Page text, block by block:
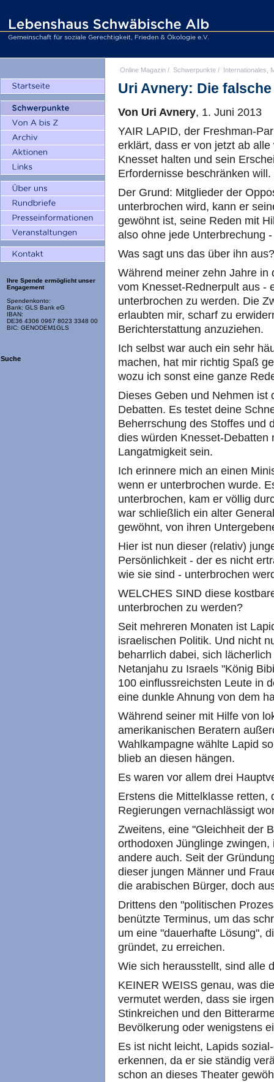
Ihre Spende ermöglicht unser
Engagement
Spendenkonto:
Bank: GLS Bank eG
IBAN:
DE36 4306 0967 8023 3348 00
BIC: GENODEM1GLS
Suche
Online Magazin / Schwerpunkte / Internationales,
Uri Avnery: Die
Von Uri Avnery, 1. Juni 2013
YAIR LAPID, der Freshman-
erklärt, dass er von jetzt ab
Knesset halten und sein
Erfordernisse beschränken will.
Der Grund: Mitglieder der
unterbrochen wird, kann er
gewöhnt ist, seine Reden mit
also ohne jede Unterbrechung
Was sagt uns das über ihn aus?
Während meiner zehn Jahre
vom Knesset-Rednerpult aus -
unterbrochen zu werden. Die
erlaubten mir, scharf zu
Berichterstattung anzuziehen.
Ich selbst war auch ein sehr
machen, hat mir richtig Spaß
wozu ich sonst eine ganze
Dieses Geben und Nehmen ist
Debatten. Es testet deine
Beherrschung des Stoffes und
dies würden Knesset-
Langatmigkeit sein.
Ich erinnere mich an einen
wenn er unterbrochen wurde.
unterbrochen, kam er völlig
war schließlich ein alter
gewöhnt, von ihren
Hier ist nun dieser (relativ)
Persönlichkeit - der es nicht
wie sie sind - unterbrochen
WELCHES SIND diese
unterbrochen zu werden?
Seit mehreren Monaten ist
israelischen Politik. Und nicht
beharrlich dabei, sich
Netanjahu zu Israels "König
100 einflussreichsten Leute in
eine dunkle Ahnung von dem
Während seiner mit Hilfe von
amerikanischen Beratern
Wahlkampagne wählte Lapid
blieb an diesen hängen.
Es waren vor allem drei
Erstens die Mittelklasse retten,
Regierungen vernachlässigt
Zweitens, eine "Gleichheit der
orthodoxen Jünglinge
andere auch. Seit der
dieser jungen Männer und
die arabischen Bürger, doch
Drittens den "politischen
benützte Terminus, um das
um eine "dauerhafte Lösung",
gründet, zu erreichen.
Wie sich herausstellt, sind alle
KEINER WEISS genau, was
vermutet werden, dass sie
Stinkreichen und den
Bevölkerung oder wenigstens
Es ist nicht leicht, Lapids
erkennen, da er sie ständig
schon an dieses Theater